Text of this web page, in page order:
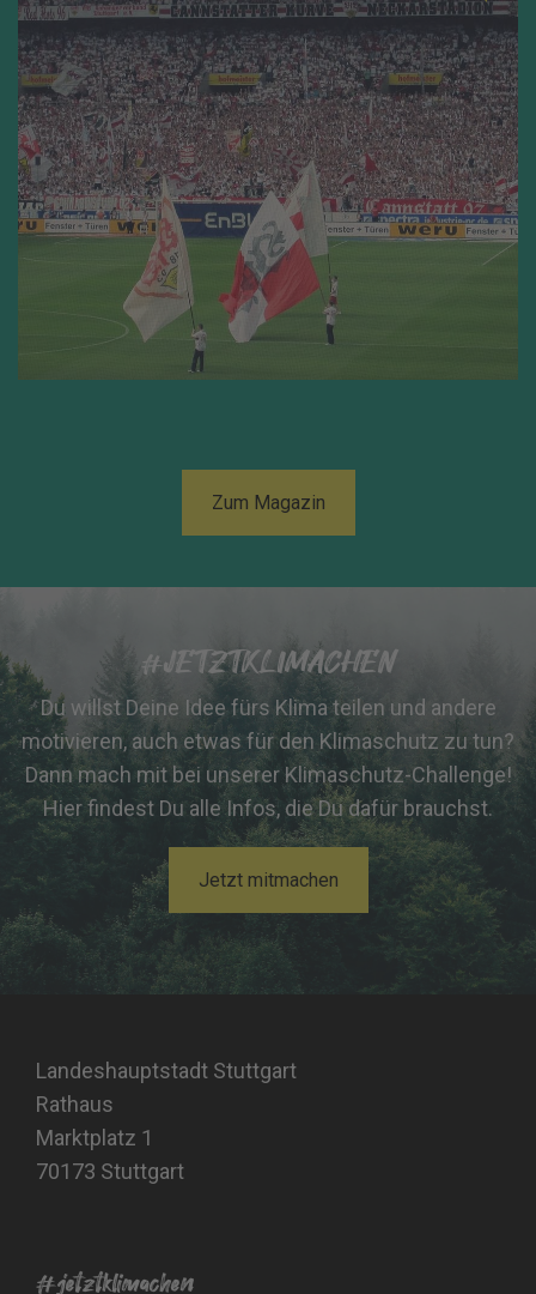
Zum Magazin
#JETZTKLIMACHEN
Du willst Deine Idee fürs Klima teilen und andere
motivieren, auch etwas für den Klimaschutz zu tun?
Dann mach mit bei unserer Klimaschutz-Challenge!
Hier findest Du alle Infos, die Du dafür brauchst.
Jetzt mitmachen
Landeshauptstadt Stuttgart
Rathaus
Marktplatz 1
70173 Stuttgart
#jetztklimachen